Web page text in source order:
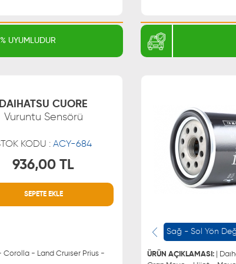
eşsiz dünyasını keşfedin!
UYUMLUDUR
DAIHATSU CUORE
Vuruntu Sensörü
KODU : ACY-684
936,00 TL
SEPETE EKLE
- Land Cruıser Prius -
Sağ - Sol Yön
ÜRÜN AÇIKLAMASI: